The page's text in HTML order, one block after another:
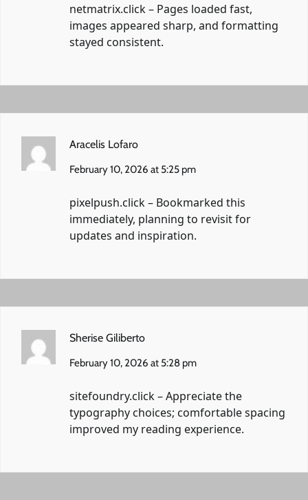
netmatrix.click– Pages loaded fast,
images appeared sharp, and formatting
stayed consistent.
Aracelis Lofaro
February 10, 2026 at 5:25 pm
pixelpush.click– Bookmarked this
immediately, planning to revisit for
updates and inspiration.
Sherise Giliberto
February 10, 2026 at 5:28 pm
sitefoundry.click– Appreciate the
typography choices; comfortable spacing
improved my reading experience.